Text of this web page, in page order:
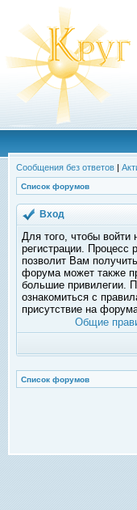
Сообщения без ответов |
Список форумов
Вход
Для того, чтобы
регистрации. Процесс
позволит Вам
форума может также
большие привилегии.
ознакомиться с
присутствие на
Общие
Список форумов